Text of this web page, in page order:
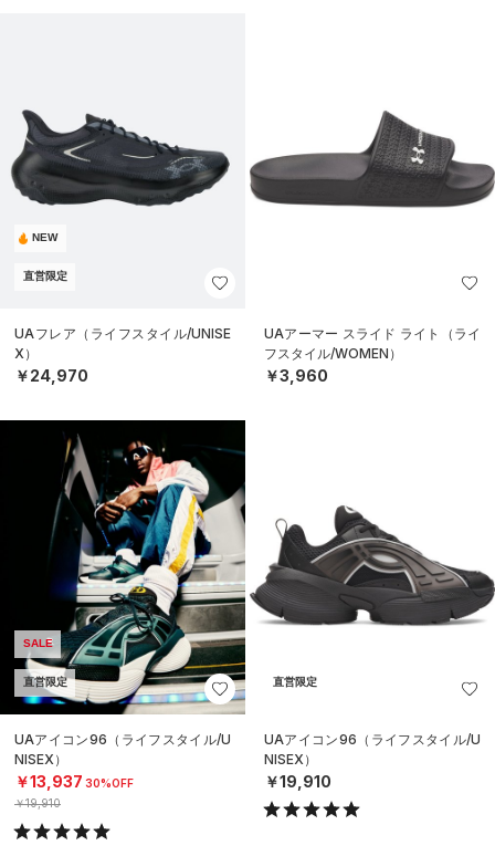
NEW
直営限定
UAフレア（ライフスタイル/UNISE
X）
￥24,970
UAアーマー スライド ライト（ライ
フスタイル/WOMEN）
￥3,960
SALE
直営限定
UAアイコン96（ライフスタイル/U
NISEX）
￥13,937 30%OFF
￥19,910
直営限定
UAアイコン96（ライフスタイル/U
NISEX）
￥19,910